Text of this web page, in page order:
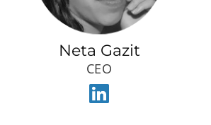
Neta Gazit
CEO